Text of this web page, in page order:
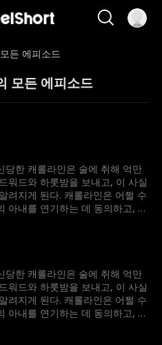
모든 에피소드
모든 에피소드
당한 캐롤라인은 술에 취해 억만
워드와 하룻밤을 보내고, 이 사실
려지게 된다. 캐롤라인은 어쩔 수
아내를 연기하는 데 동의하고, 둘
당한 캐롤라인은 술에 취해 억만
워드와 하룻밤을 보내고, 이 사실
려지게 된다. 캐롤라인은 어쩔 수
아내를 연기하는 데 동의하고, 둘